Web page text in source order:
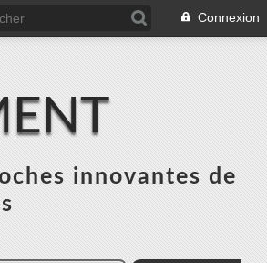
Connexion
innovantes de